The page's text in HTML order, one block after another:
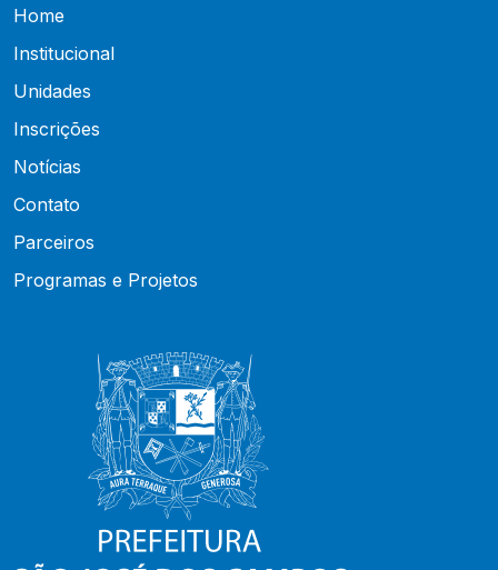
Home
Institucional
Unidades
Inscrições
Notícias
Contato
Parceiros
Programas e Projetos